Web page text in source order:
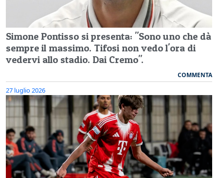
Simone Pontisso si presenta: "Sono uno che dà
sempre il massimo. Tifosi non vedo l'ora di
vedervi allo stadio. Dai Cremo".
COMMENTA
27 luglio 2026